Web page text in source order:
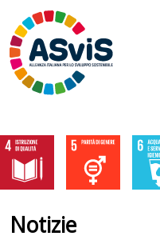
Notizie